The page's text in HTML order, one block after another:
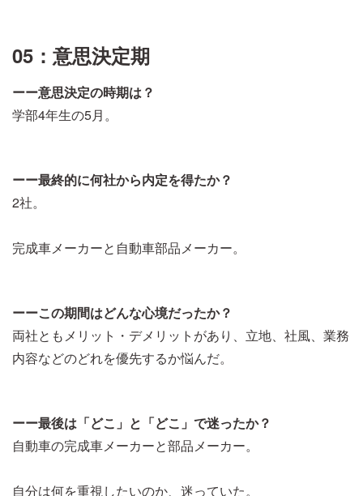
05：意思決定期
ーー意思決定の時期は？
学部4年生の5月。
ーー最終的に何社から内定を得たか？
2社。
完成車メーカーと自動車部品メーカー。
ーーこの期間はどんな心境だったか？
両社ともメリット・デメリットがあり、立地、社風、業務
内容などのどれを優先するか悩んだ。
ーー最後は「どこ」と「どこ」で迷ったか？
自動車の完成車メーカーと部品メーカー。
自分は何を重視したいのか、迷っていた。